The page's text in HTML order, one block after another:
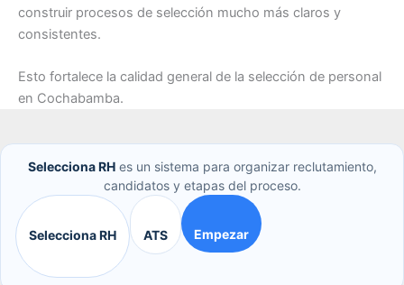
construir procesos de selección mucho más claros y
consistentes.
Esto fortalece la calidad general de la selección de personal
en Cochabamba.
Selecciona RHes un sistema para organizar reclutamiento,
candidatos y etapas del proceso.
Selecciona RH ATS Empezar